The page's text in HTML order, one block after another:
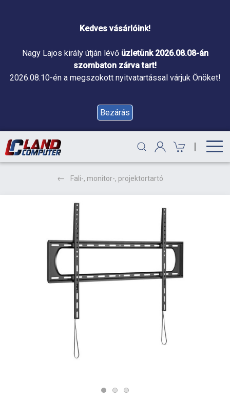
Kedves vásárlóink!
Nagy Lajos király útján lévő üzletünk 2026.08.08-án
szombaton zárva tart!
2026.08.10-én a megszokott nyitvatartással várjuk Önöket!
Bezárás
|
Fali-, monitor-, projektortartó